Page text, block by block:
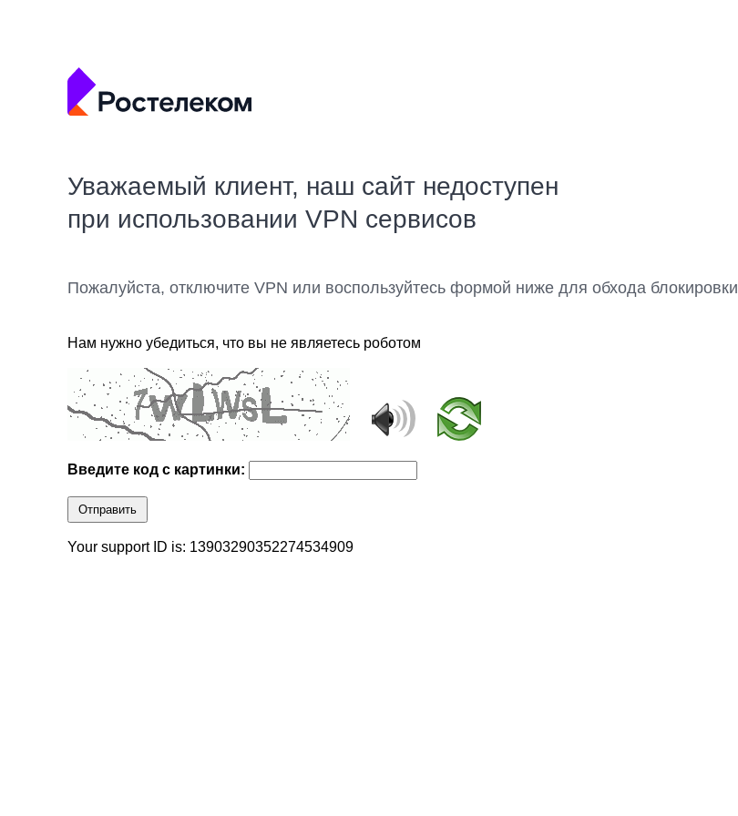
Уважаемый клиент, наш сайт недоступен
при использовании VPN сервисов
Пожалуйста, отключите VPN или воспользуйтесь формой ниже для обхода блокировки
Нам нужно убедиться, что вы не являетесь роботом
Введите код с картинки:
Отправить
Your support ID is: 13903290352274534909